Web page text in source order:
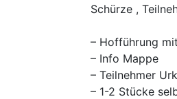
Schürze ,
– Hofführung
– Info Mappe
– Teilnehmer
– 1-2 Stücke